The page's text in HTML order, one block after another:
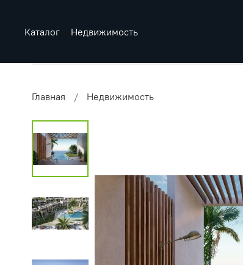
Каталог Недвижимость
Главная Недвижимость